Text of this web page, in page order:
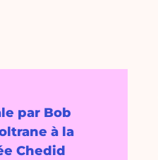
par Bob
à la
Chedid